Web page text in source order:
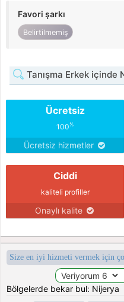
Favori şarkı
Belirtilmemiş
Tanışma Erkek içinde
Ücretsiz
100%
Ücretsiz hizmetler
Ciddi
kaliteli profiller
Onaylı kalite
Size en iyi hizmeti vermek için
Bölgelerde bekar bul: Nijerya